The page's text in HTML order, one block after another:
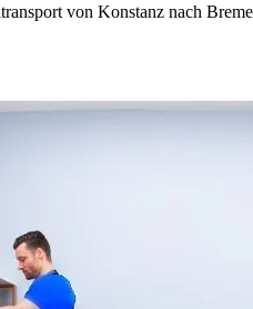
von Konstanz nach